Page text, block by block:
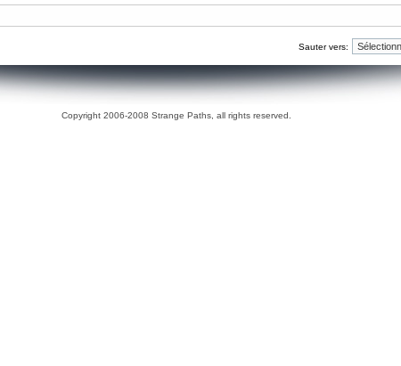
Sauter vers:
Copyright 2006-2008 Strange Paths, all rights reserved.